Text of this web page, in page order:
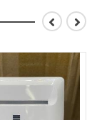
-12%